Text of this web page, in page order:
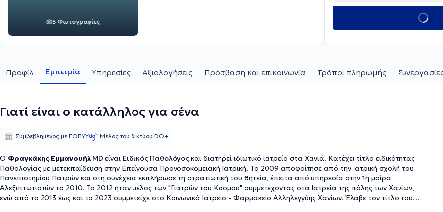
5 Φωτογραφίες
Προφίλ Εμπειρία Υπηρεσίες Αξιολογήσεις Πρόσβαση και επικοινωνία Τρόποι πληρωμής
Γιατί είναι ο κατάλληλος για σένα
Ο Φραγκάκης ΕμμανουήλMD είναι Ειδικός Παθολόγοςκαι διατηρεί ιδιωτικό ιατρείο στα Χανιά. Κατέχει τίτλο ειδικότητας
Παθολογίας με μετεκπαίδευση στην Επείγουσα Προνοσοκομειακή Ιατρική. Το 2009 αποφοίτησε από την Ιατρική σχολή του
Πανεπιστημίου Πατρών και στη συνέχεια εκπλήρωσε τη στρατιωτική του θητεία, έπειτα από υπηρεσία στην 1η μοίρα
Αλεξιπτωτιστών το 2010. Το 2012 ήταν μέλος των "Γιατρών του Κόσμου" συμμετέχοντας στα Ιατρεία της πόλης των Χανίων,
ενώ από το 2013 έως και το 2023 συμμετείχε στο Κοινωνικό Ιατρείο - Φαρμακείο Αλληλεγγύης Χανίων. Έλαβε τον τίτλο του
Συμβεβλημένος με ΕΟΠΥΥ Μέλος του δικτύου DO+